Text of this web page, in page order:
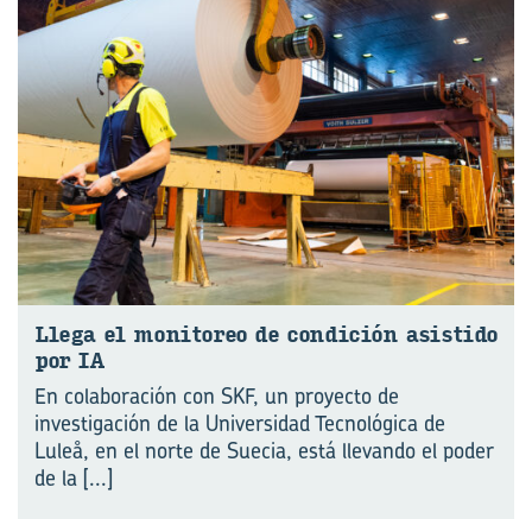
Llega el mo­ni­to­reo de con­di­ción asis­ti­do
por IA
En colaboración con SKF, un proyecto de
investigación de la Universidad Tecnológica de
Luleå, en el norte de Suecia, está llevando el poder
de la [...]